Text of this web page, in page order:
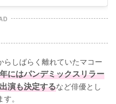
しばらく離れていたマコー
にはパンデミックスリラー
演も決定するなど俳優とし
。